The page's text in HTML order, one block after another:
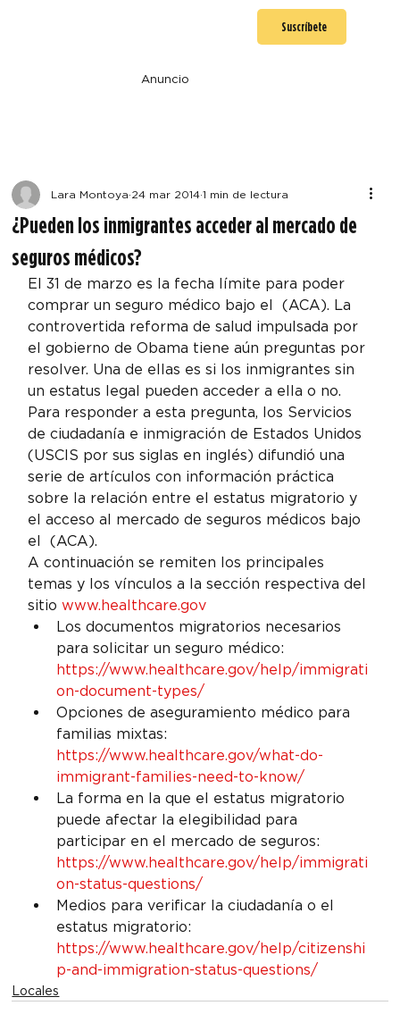
Suscríbete
Anuncio
¿Pueden los inmigrantes acceder al mercado de
seguros médicos?
Lara Montoya 24 mar 2014 1 min de lectura
El 31 de marzo es la fecha límite para poder
comprar un seguro médico bajo el
(ACA). La
controvertida reforma de salud impulsada por
el gobierno de Obama tiene aún preguntas por
resolver. Una de ellas es si los inmigrantes sin
un estatus legal pueden acceder a ella o no.
Para responder a esta pregunta, los Servicios
de ciudadanía e inmigración de Estados Unidos
(USCIS por sus siglas en inglés) difundió una
serie de artículos con información práctica
sobre la relación entre el estatus migratorio y
el acceso al mercado de seguros médicos bajo
el
(ACA).
A continuación se remiten los principales
temas y los vínculos a la sección respectiva del
sitio www.healthcare.gov
Los documentos migratorios necesarios
para solicitar un seguro médico:
https://www.healthcare.gov/help/immigrati
on-document-types/
Opciones de aseguramiento médico para
familias mixtas:
https://www.healthcare.gov/what-do-
immigrant-families-need-to-know/
La forma en la que el estatus migratorio
puede afectar la elegibilidad para
participar en el mercado de seguros:
https://www.healthcare.gov/help/immigrati
on-status-questions/
Medios para verificar la ciudadanía o el
estatus migratorio:
https://www.healthcare.gov/help/citizenshi
p-and-immigration-status-questions/
Locales